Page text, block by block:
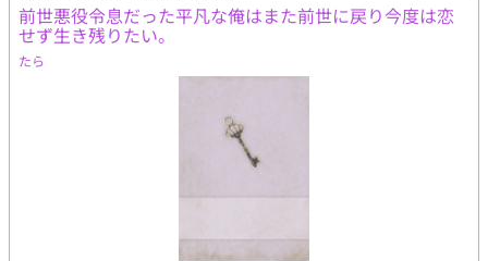
前世悪役令息だった平凡な俺はまた前世に戻り今度は恋
せず生き残りたい。
たら